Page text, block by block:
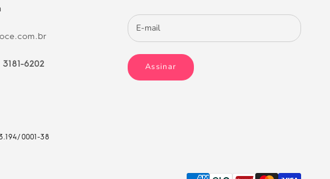
3181-6202 Assinar
0001-38